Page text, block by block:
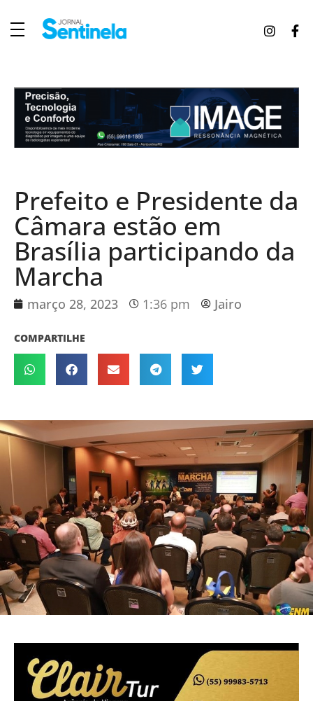
Prefeito e Presidente da
Câmara estão em
Brasília participando da
Marcha
março 28, 2023 1:36 pm Jairo
COMPARTILHE